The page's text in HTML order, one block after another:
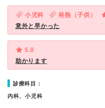
小児科 発熱（子供）
意外と早かった
5.0
助かります
診療科目：
内科、小児科